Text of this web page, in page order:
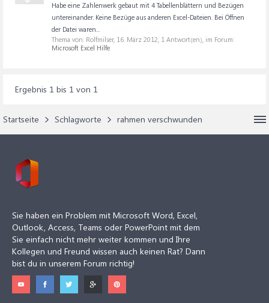
Habe eine Zahlenwerk gebaut mit 4 Tabellenblättern und Bezügen
untereinander. Keine Bezüge aus anderen Excel-Dateien. Bei Öffnen
der Datei waren...
Thema von: Rolfmilser, 16. März 2012, 1 Antwort(en), im Forum:
Microsoft Excel Hilfe
Ergebnis 1 bis 1 von 1
Startseite Schlagworte rahmen verschwunden
Sie haben ein Problem mit Microsoft Word, Excel,
Outlook, Access, Teams oder PowerPoint mit dem
Sie einfach nicht mehr weiter kommen und Ihre
Kollegen und Freund wissen auch keinen Rat? Dann
bist du in unserem Forum richtig!